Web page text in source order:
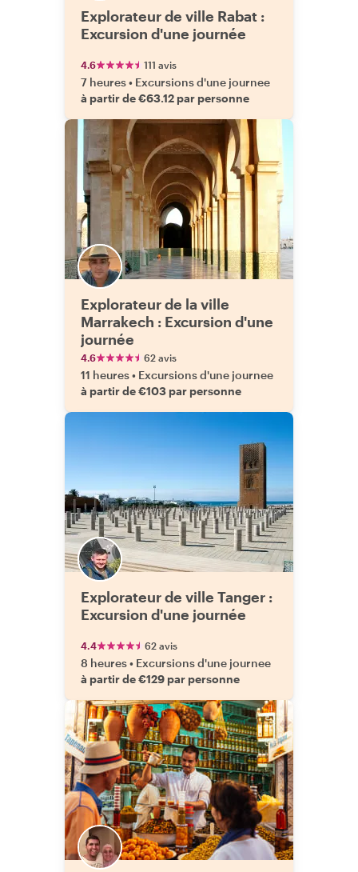
Explorateur de ville Rabat :
Excursion d'une journée
4.6 111 avis
7 heures• Excursions d'une journee
à partir de €63.12 par personne
Explorateur de la ville
Marrakech : Excursion d'une
journée
4.6 62 avis
11 heures• Excursions d'une journee
à partir de €103 par personne
Explorateur de ville Tanger :
Excursion d'une journée
4.4 62 avis
8 heures• Excursions d'une journee
à partir de €129 par personne